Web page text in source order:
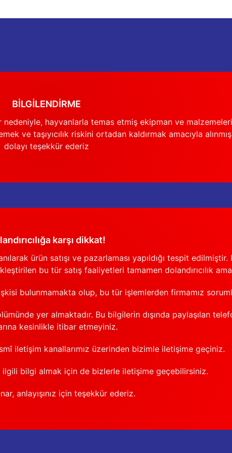
BİLGİLENDİRME
nedeniyle, hayvanlarla temas etmiş ekipman ve
ve taşıyıcılık riskini ortadan kaldırmak amacıyla
dolayı teşekkür ederiz
karşı dikkat!
ürün satışı ve pazarlaması yapıldığı tespit edilmiştir.
bu tür satış faaliyetleri tamamen dolandırıcılık
bulunmamakta olup, bu tür işlemlerden firmamız
yer almaktadır. Bu bilgilerin dışında paylaşılan
kesinlikle itibar etmeyiniz.
iletişim kanallarımız üzerinden bizimle iletişime geçiniz.
bilgi almak için de bizlerle iletişime geçebilirsiniz.
anlayışınız için teşekkür ederiz.